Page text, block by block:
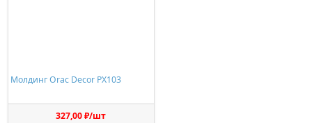
Молдинг Orac Decor PX103
327,00 ₽/шт